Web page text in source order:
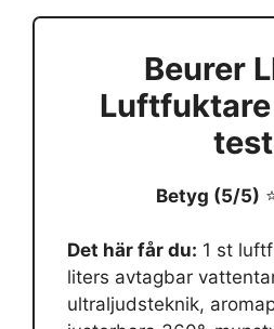
Beurer
Luftfuktare
test
Betyg (5/5)
Det här får du: 1 st
liters avtagbar
ultraljudsteknik,